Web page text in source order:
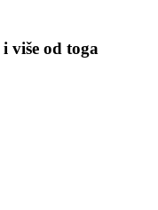
i više od toga